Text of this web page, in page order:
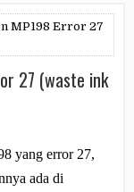
MP198 Error 27
27 (waste ink
yang error 27,
ada di